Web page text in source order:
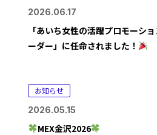
2026.06.17
「あいち女性の活躍プロモーショ
ーダー」に任命されました！
お知らせ
2026.05.15
MEX金沢2026